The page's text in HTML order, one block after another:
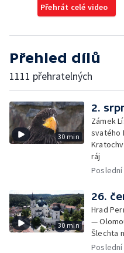
Přehrát celé video
Přehled dílů
1111 přehratelných
30 min
2.
Zámek
svatého
ráj
30 min
26.
Hrad
—
Šlechta